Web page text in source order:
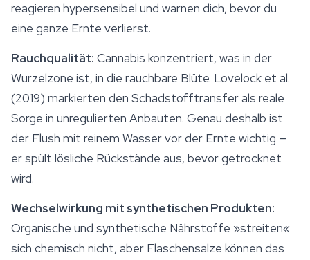
reagieren hypersensibel und warnen dich, bevor du
eine ganze Ernte verlierst.
Rauchqualität: Cannabis konzentriert, was in der
Wurzelzone ist, in die rauchbare Blüte. Lovelock et al.
(2019) markierten den Schadstofftransfer als reale
Sorge in unregulierten Anbauten. Genau deshalb ist
der Flush mit reinem Wasser vor der Ernte wichtig —
er spült lösliche Rückstände aus, bevor getrocknet
wird.
Wechselwirkung mit synthetischen Produkten:
Organische und synthetische Nährstoffe »streiten«
sich chemisch nicht, aber Flaschensalze können das